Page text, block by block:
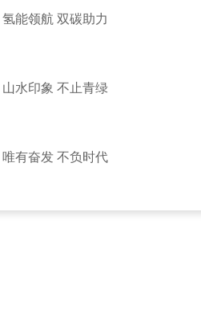
氢能领航 双碳助力
山水印象 不止青绿
唯有奋发 不负时代